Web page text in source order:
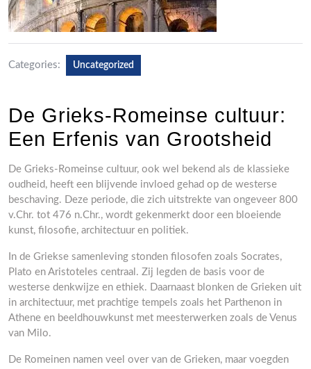
Categories: Uncategorized
De Grieks-Romeinse cultuur:
Een Erfenis van Grootsheid
De Grieks-Romeinse cultuur, ook wel bekend als de klassieke
oudheid, heeft een blijvende invloed gehad op de westerse
beschaving. Deze periode, die zich uitstrekte van ongeveer 800
v.Chr. tot 476 n.Chr., wordt gekenmerkt door een bloeiende
kunst, filosofie, architectuur en politiek.
In de Griekse samenleving stonden filosofen zoals Socrates,
Plato en Aristoteles centraal. Zij legden de basis voor de
westerse denkwijze en ethiek. Daarnaast blonken de Grieken uit
in architectuur, met prachtige tempels zoals het Parthenon in
Athene en beeldhouwkunst met meesterwerken zoals de Venus
van Milo.
De Romeinen namen veel over van de Grieken, maar voegden